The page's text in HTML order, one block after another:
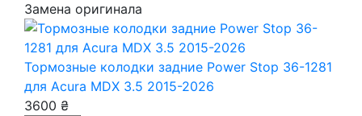
Замена оригинала
Тормозные колодки задние Power Stop 36-1281
для Acura MDX 3.5 2015-2026
3600 ₴